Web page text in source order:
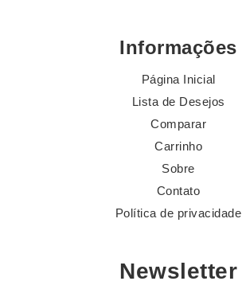
Informações
Página Inicial
Lista de Desejos
Comparar
Carrinho
Sobre
Contato
Política de privacidade
Newsletter